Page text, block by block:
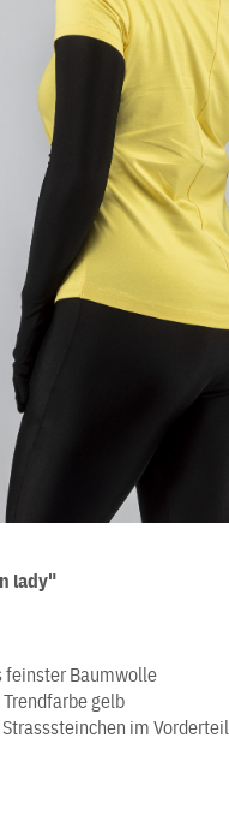
lady"
feinster Baumwolle
gelb
im Vorderteil